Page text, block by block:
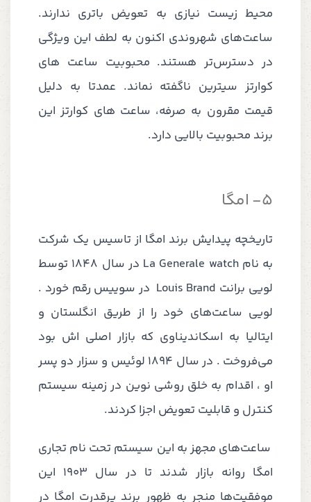
محیط زیست نیازی به تعویض باتری ندارند.
ساعت‌های شهروندی اکنون به لطف این ویژگی
در دسترس‌تر هستند. محبوبیت ساعت های
کوارتز سیترین ناگفته نماند. عمدتا به دلیل
قیمت مقرون به صرفه، ساعت های کوارتز این
برند محبوبیت بالایی دارد.
5- امگا
تاریخچه پیدایش برند امگا از تاسیس یک شرکت
به نامLa Generale watch
در سال 1848 توسط
لویی برانت Louis Brand در سوییس رقم خورد .
لویی ساعت‌های خود را از طریق انگلستان و
ایتالیا به اسکاندیناوی که بازار اصلی اش بود
می‌فروخت . در سال ۱۸۹۴ لوئیس و سزار دو پسر
او ، اقدام به خلق روشی نوین در زمینه سیستم
کنترل و قابلیت تعویض اجزا کردند.
ساعت‌های مجهز به این سیستم تحت نام تجاری
امگا روانه بازار شدند تا در سال ۱۹۰۳ این
موفقیت‌‌ها منجر به ظهور برند پرقدرت امگا در